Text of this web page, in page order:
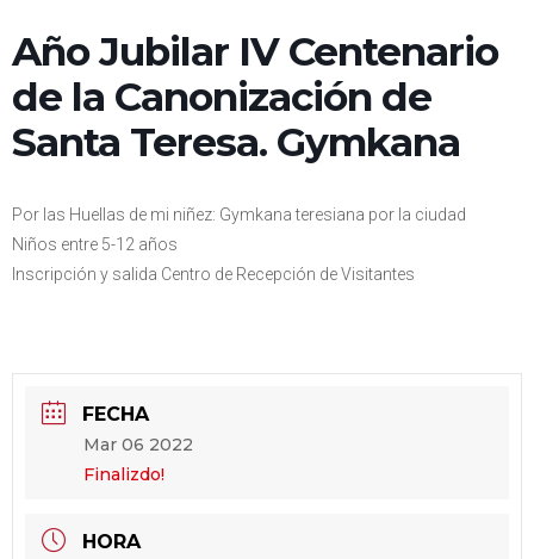
Año Jubilar IV Centenario
de la Canonización de
Santa Teresa. Gymkana
Por las Huellas de mi niñez: Gymkana teresiana por la ciudad
Niños entre 5-12 años
Inscripción y salida Centro de Recepción de Visitantes
FECHA
Mar 06 2022
Finalizdo!
HORA